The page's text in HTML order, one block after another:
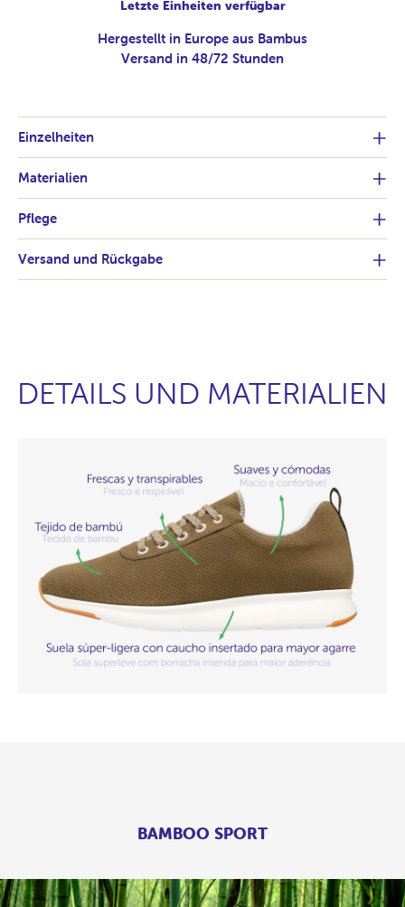
Letzte Einheiten verfügbar
Hergestellt in Europe aus Bambus
Versand in 48/72 Stunden
Einzelheiten
Materialien
Pflege
Versand und Rückgabe
DETAILS UND MATERIALIEN
BAMBOO SPORT